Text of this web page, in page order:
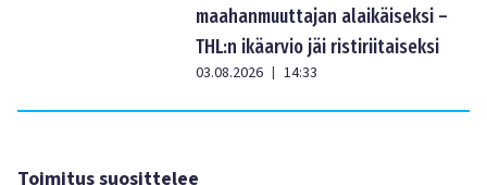
maahanmuuttajan alaikäiseksi –
THL:n ikäarvio jäi ristiriitaiseksi
03.08.2026 | 14:33
Toimitus suosittelee